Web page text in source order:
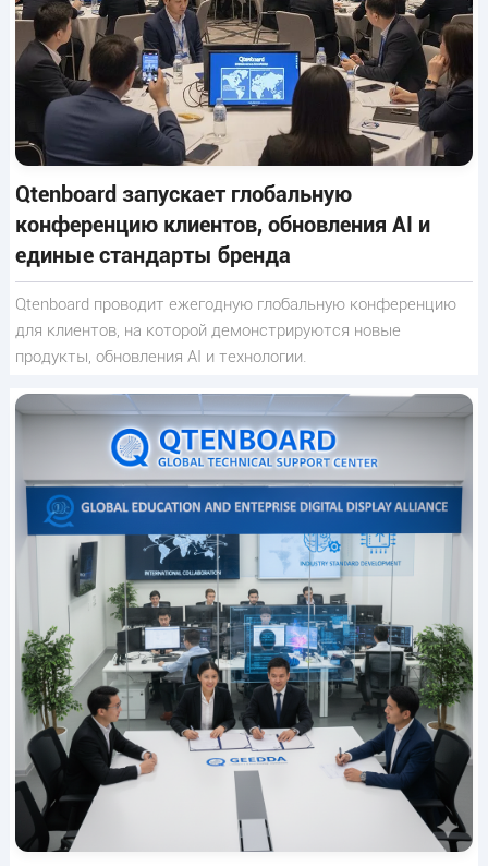
Qtenboard запускает глобальную
конференцию клиентов, обновления AI и
единые стандарты бренда
Qtenboard проводит ежегодную глобальную конференцию
для клиентов, на которой демонстрируются новые
продукты, обновления AI и технологии.